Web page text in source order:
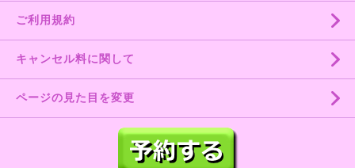
ご利用規約
キャンセル料に関して
ページの見た目を変更